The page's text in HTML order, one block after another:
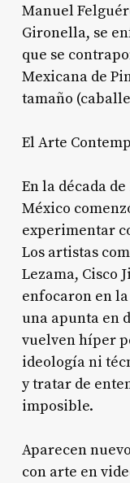
Manuel
Gironella, se
que se
Mexicana de
tamaño
El Arte
En la década
México
experimentar
Los artistas
Lezama, Cisco
enfocaron en
una apunta en
vuelven híper
ideología ni
y tratar de
imposible.
Aparecen
con arte en